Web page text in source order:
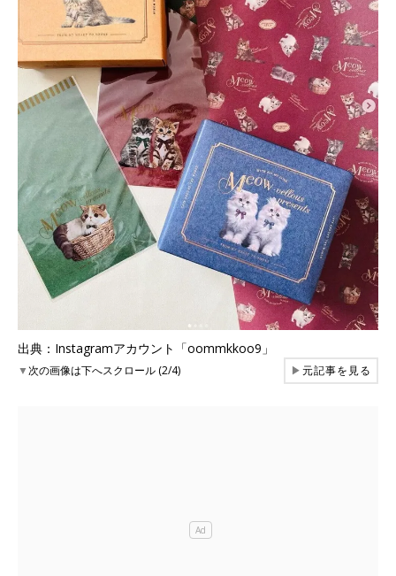
出典：Instagramアカウント「oommkkoo9」
▼次の画像は下へスクロール (2/4) ▶元記事を見る